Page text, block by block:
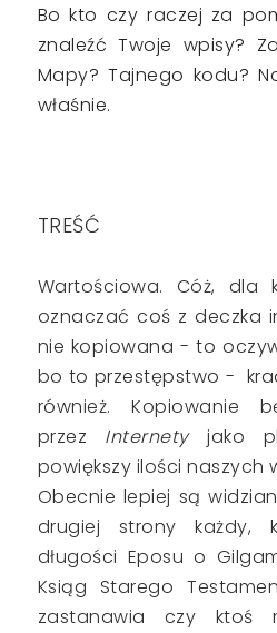
Bo kto czy raczej za
znaleźć Twoje wpisy?
Mapy? Tajnego kodu?
właśnie.
TREŚĆ
Wartościowa. Cóż, dla
oznaczać coś z deczka
nie kopiowana - to
bo to przestępstwo -
również. Kopiowanie
przez Internetyjako
powiększy ilości naszych
Obecnie lepiej są
drugiej strony każdy,
długości Eposu o
Ksiąg Starego
zastanawia czy